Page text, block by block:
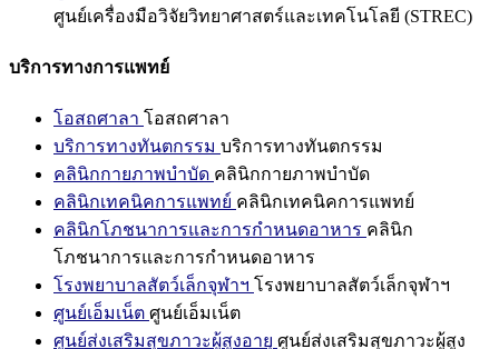
ศูนย์เครื่องมือวิจัยวิทยาศาสตร์และเทคโนโลยี (STREC)
บริการทางการแพทย์
โอสถศาลา โอสถศาลา
บริการทางทันตกรรม บริการทางทันตกรรม
คลินิกกายภาพบำบัด คลินิกกายภาพบำบัด
คลินิกเทคนิคการแพทย์ คลินิกเทคนิคการแพทย์
คลินิกโภชนาการและการกำหนดอาหาร คลินิก
โภชนาการและการกำหนดอาหาร
โรงพยาบาลสัตว์เล็กจุฬาฯ โรงพยาบาลสัตว์เล็กจุฬาฯ
ศูนย์เอ็มเน็ต ศูนย์เอ็มเน็ต
ศูนย์ส่งเสริมสุขภาวะผู้สูงอายุ ศูนย์ส่งเสริมสุขภาวะผู้สูง